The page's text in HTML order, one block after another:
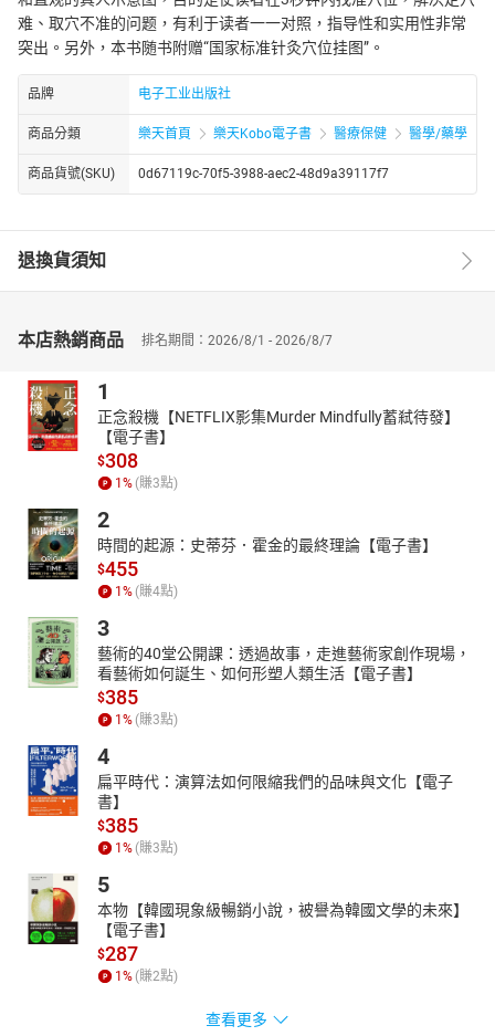
难、取穴不准的问题，有利于读者一一对照，指导性和实用性非常
突出。另外，本书随书附赠“国家标准针灸穴位挂图”。
品牌 电子工业出版社
商品分類 樂天首頁 樂天Kobo電子書 醫療保健 醫學/藥學
商品貨號(SKU) 0d67119c-70f5-3988-aec2-48d9a39117f7
退換貨須知
本店熱銷商品 排名期間：2026/8/1 - 2026/8/7
1
正念殺機【NETFLIX影集Murder Mindfully蓄弒待發】
【電子書】
$308
1% (賺3點)
2
時間的起源：史蒂芬．霍金的最終理論【電子書】
$455
1% (賺4點)
3
藝術的40堂公開課：透過故事，走進藝術家創作現場，
看藝術如何誕生、如何形塑人類生活【電子書】
$385
1% (賺3點)
4
扁平時代：演算法如何限縮我們的品味與文化【電子
書】
$385
1% (賺3點)
5
本物【韓國現象級暢銷小說，被譽為韓國文學的未來】
【電子書】
$287
1% (賺2點)
查看更多